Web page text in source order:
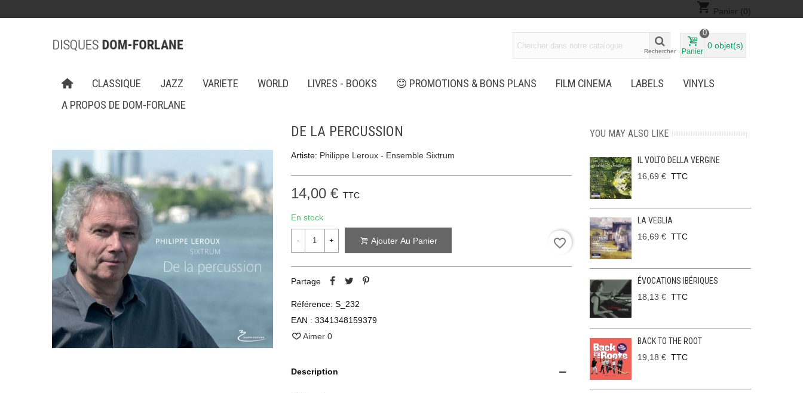
shopping_cart Panier (0)
Rechercher Panier
0
0 objet(s)
CLASSIQUE JAZZ VARIETE WORLD LIVRES - BOOKS PROMOTIONS & BONS PLANS FILM CINEMA LABELS
VINYLS
A PROPOS DE DOM-FORLANE
DE LA PERCUSSION
Artiste: Philippe Leroux - Ensemble Sixtrum
14,00 € TTC
En stock
- + Ajouter Au Panier favorite_border
Partage
Référence: S_232
EAN : 3341348159379
Aimer 0
Description
YOU MAY ALSO LIKE
IL VOLTO DELLA VERGINE
16,69 € TTC
LA VEGLIA
16,69 € TTC
ÉVOCATIONS IBÉRIQUES
18,13 € TTC
BACK TO THE ROOT
19,18 € TTC